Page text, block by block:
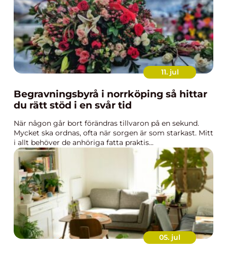
11. jul
Begravningsbyrå i norrköping så hittar
du rätt stöd i en svår tid
När någon går bort förändras tillvaron på en sekund.
Mycket ska ordnas, ofta när sorgen är som starkast. Mitt
i allt behöver de anhöriga fatta praktis...
05. jul